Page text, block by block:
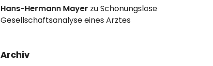
Hans-Hermann Mayer zuSchonungslose
Gesellschaftsanalyse eines Arztes
Archiv